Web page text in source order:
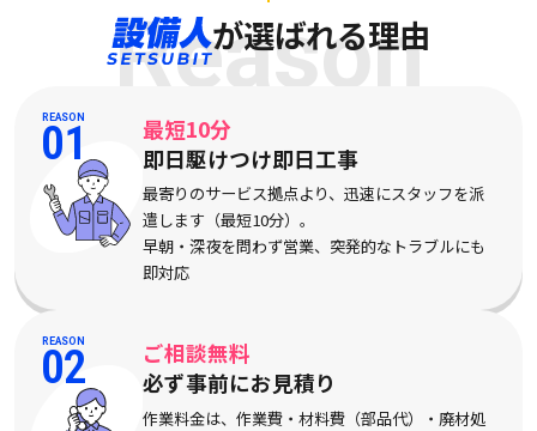
Reason
が選ばれる理由
REASON
01
最短10分
即日駆けつけ即日工事
最寄りのサービス拠点より、迅速にスタッフを派
遣します（最短10分）。
早朝・深夜を問わず営業、突発的なトラブルにも
即対応
REASON
02
ご相談無料
必ず事前にお見積り
作業料金は、作業費・材料費（部品代）・廃材処